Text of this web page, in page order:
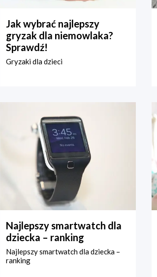
Jak wybrać najlepszy
gryzak dla niemowlaka?
Sprawdź!
Gryzaki dla dzieci
Najlepszy smartwatch dla
dziecka – ranking
Najlepszy smartwatch dla dziecka –
ranking